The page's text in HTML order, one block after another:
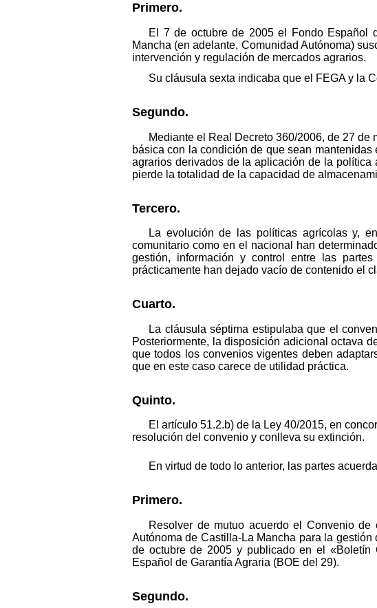
Primero.
El 7 de octubre de 2005 el Fondo Español
Mancha (en adelante, Comunidad Autónoma)
intervención y regulación de mercados agrarios.
Su cláusula sexta indicaba que el FEGA y la
Segundo.
Mediante el Real Decreto 360/2006, de 27
básica con la condición de que sean
agrarios derivados de la aplicación de la
pierde la totalidad de la capacidad de
Tercero.
La evolución de las políticas agrícolas y,
comunitario como en el nacional han
gestión, información y control entre las
prácticamente han dejado vacío de contenido el
Cuarto.
La cláusula séptima estipulaba que el
Posteriormente, la disposición adicional octava
que todos los convenios vigentes deben
que en este caso carece de utilidad práctica.
Quinto.
El artículo 51.2.b) de la Ley 40/2015, en
resolución del convenio y conlleva su extinción.
En virtud de todo lo anterior, las partes
Primero.
Resolver de mutuo acuerdo el Convenio
Autónoma de Castilla-La Mancha para la
de octubre de 2005 y publicado en el
Español de Garantía Agraria (BOE del 29).
Segundo.